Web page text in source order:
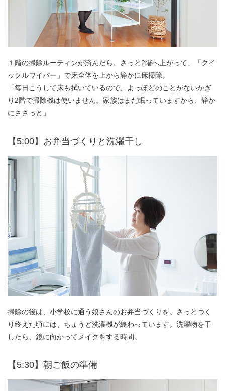
１階の掃除ルーティンが済んだら、さっと2階へ上がって、「クイ
ックルワイパー」で床全体を上から静かに床掃除。
「毎日こうして床も拭いているので、よっぽどのことがないかぎ
り2階で掃除機は使いません。家族はまだ眠っていますから、静か
にささっと」
【5:00】お弁当づくりと洗濯干し
掃除の後は、小学校に通う娘さんのお弁当づくりを。さっとつく
り終えた頃には、ちょうど洗濯機が終わっています。洗濯物を干
したら、鏡に向かってメイクをする時間。
【5:30】朝ご飯の準備